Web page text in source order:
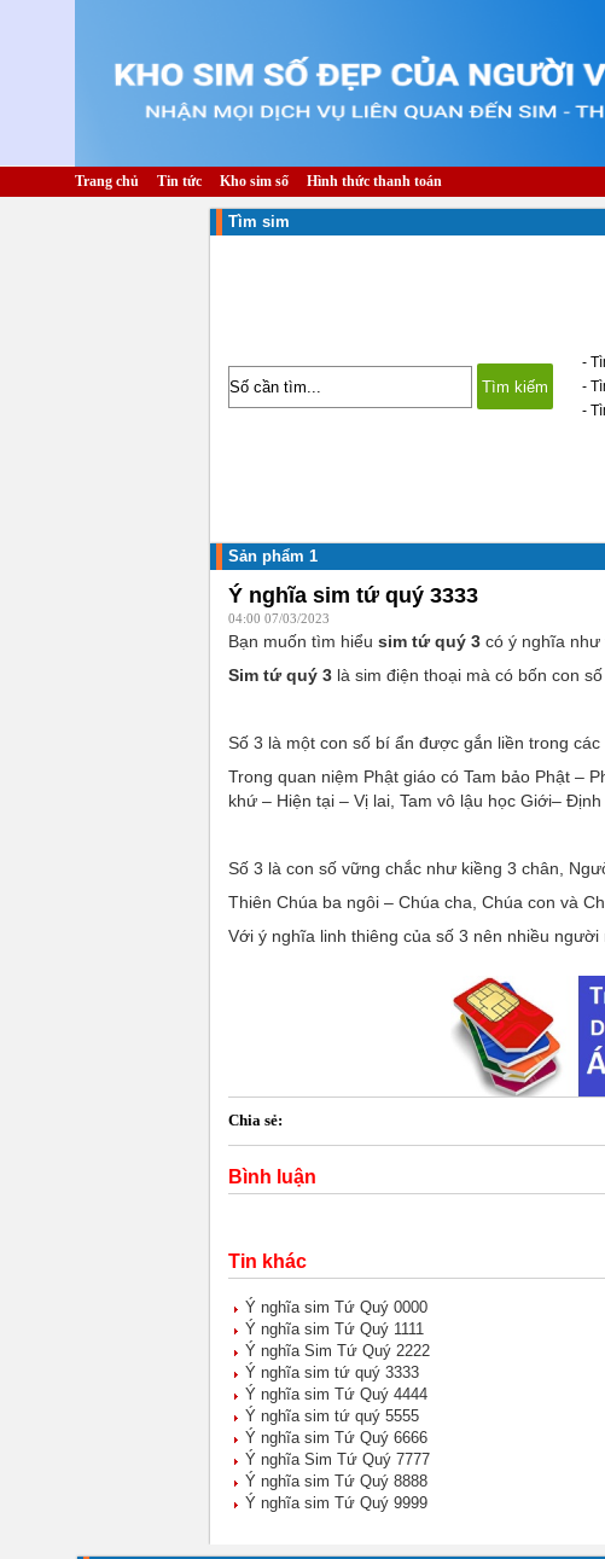
Trang chủ Tin tức Kho sim số Hình thức thanh toán
Tìm sim
-
-
-
Sản phẩm 1
Ý nghĩa sim tứ quý 3333
04:00 07/03/2023
Bạn muốn tìm hiểu sim tứ quý 3 có ý nghĩa như
Sim tứ quý 3 là sim điện thoại mà có bốn con
Số 3 là một con số bí ẩn được gắn liền trong
Trong quan niệm Phật giáo có Tam bảo Phật –
khứ – Hiện tại – Vị lai, Tam vô lậu học Giới–
Số 3 là con số vững chắc như kiềng 3 chân,
Thiên Chúa ba ngôi – Chúa cha, Chúa con và
Với ý nghĩa linh thiêng của số 3 nên nhiều
Chia sẻ:
Bình luận
Tin khác
Ý nghĩa sim Tứ Quý 0000
Ý nghĩa sim Tứ Quý 1111
Ý nghĩa Sim Tứ Quý 2222
Ý nghĩa sim tứ quý 3333
Ý nghĩa sim Tứ Quý 4444
Ý nghĩa sim tứ quý 5555
Ý nghĩa sim Tứ Quý 6666
Ý nghĩa Sim Tứ Quý 7777
Ý nghĩa sim Tứ Quý 8888
Ý nghĩa sim Tứ Quý 9999